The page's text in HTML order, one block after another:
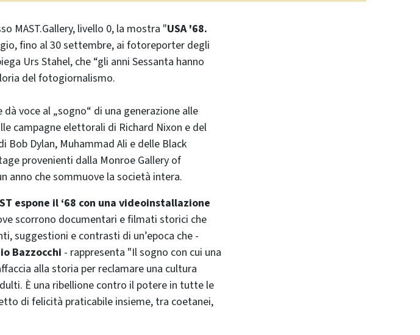
MAST.Gallery, livello 0, la mostra "USA '68.
fino al 30 settembre, ai fotoreporter degli
Urs Stahel, che “gli anni Sessanta hanno
del fotogiornalismo.
voce al „sogno“ di una generazione alle
campagne elettorali di Richard Nixon e del
Dylan, Muhammad Ali e delle Black
provenienti dalla Monroe Gallery of
anno che sommuove la società intera.
espone il ‘68 con una videoinstallazione
scorrono documentari e filmati storici che
suggestioni e contrasti di un’epoca che -
Bazzocchi - rappresenta "Il sogno con cui una
alla storia per reclamare una cultura
È una ribellione contro il potere in tutte le
di felicità praticabile insieme, tra coetanei,